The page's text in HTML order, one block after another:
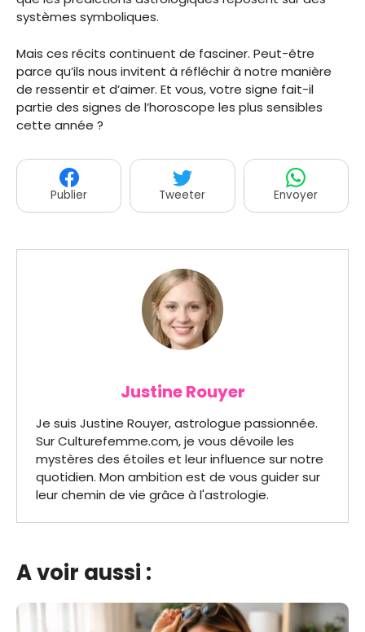
systèmes symboliques.
Mais ces récits continuent de fasciner. Peut-être
parce qu’ils nous invitent à réfléchir à notre manière
de ressentir et d’aimer. Et vous, votre signe fait-il
partie des signes de l’horoscope les plus sensibles
cette année ?
Publier Tweeter Envoyer
Justine Rouyer
Je suis Justine Rouyer, astrologue passionnée.
Sur Culturefemme.com, je vous dévoile les
mystères des étoiles et leur influence sur notre
quotidien. Mon ambition est de vous guider sur
leur chemin de vie grâce à l'astrologie.
A voir aussi :